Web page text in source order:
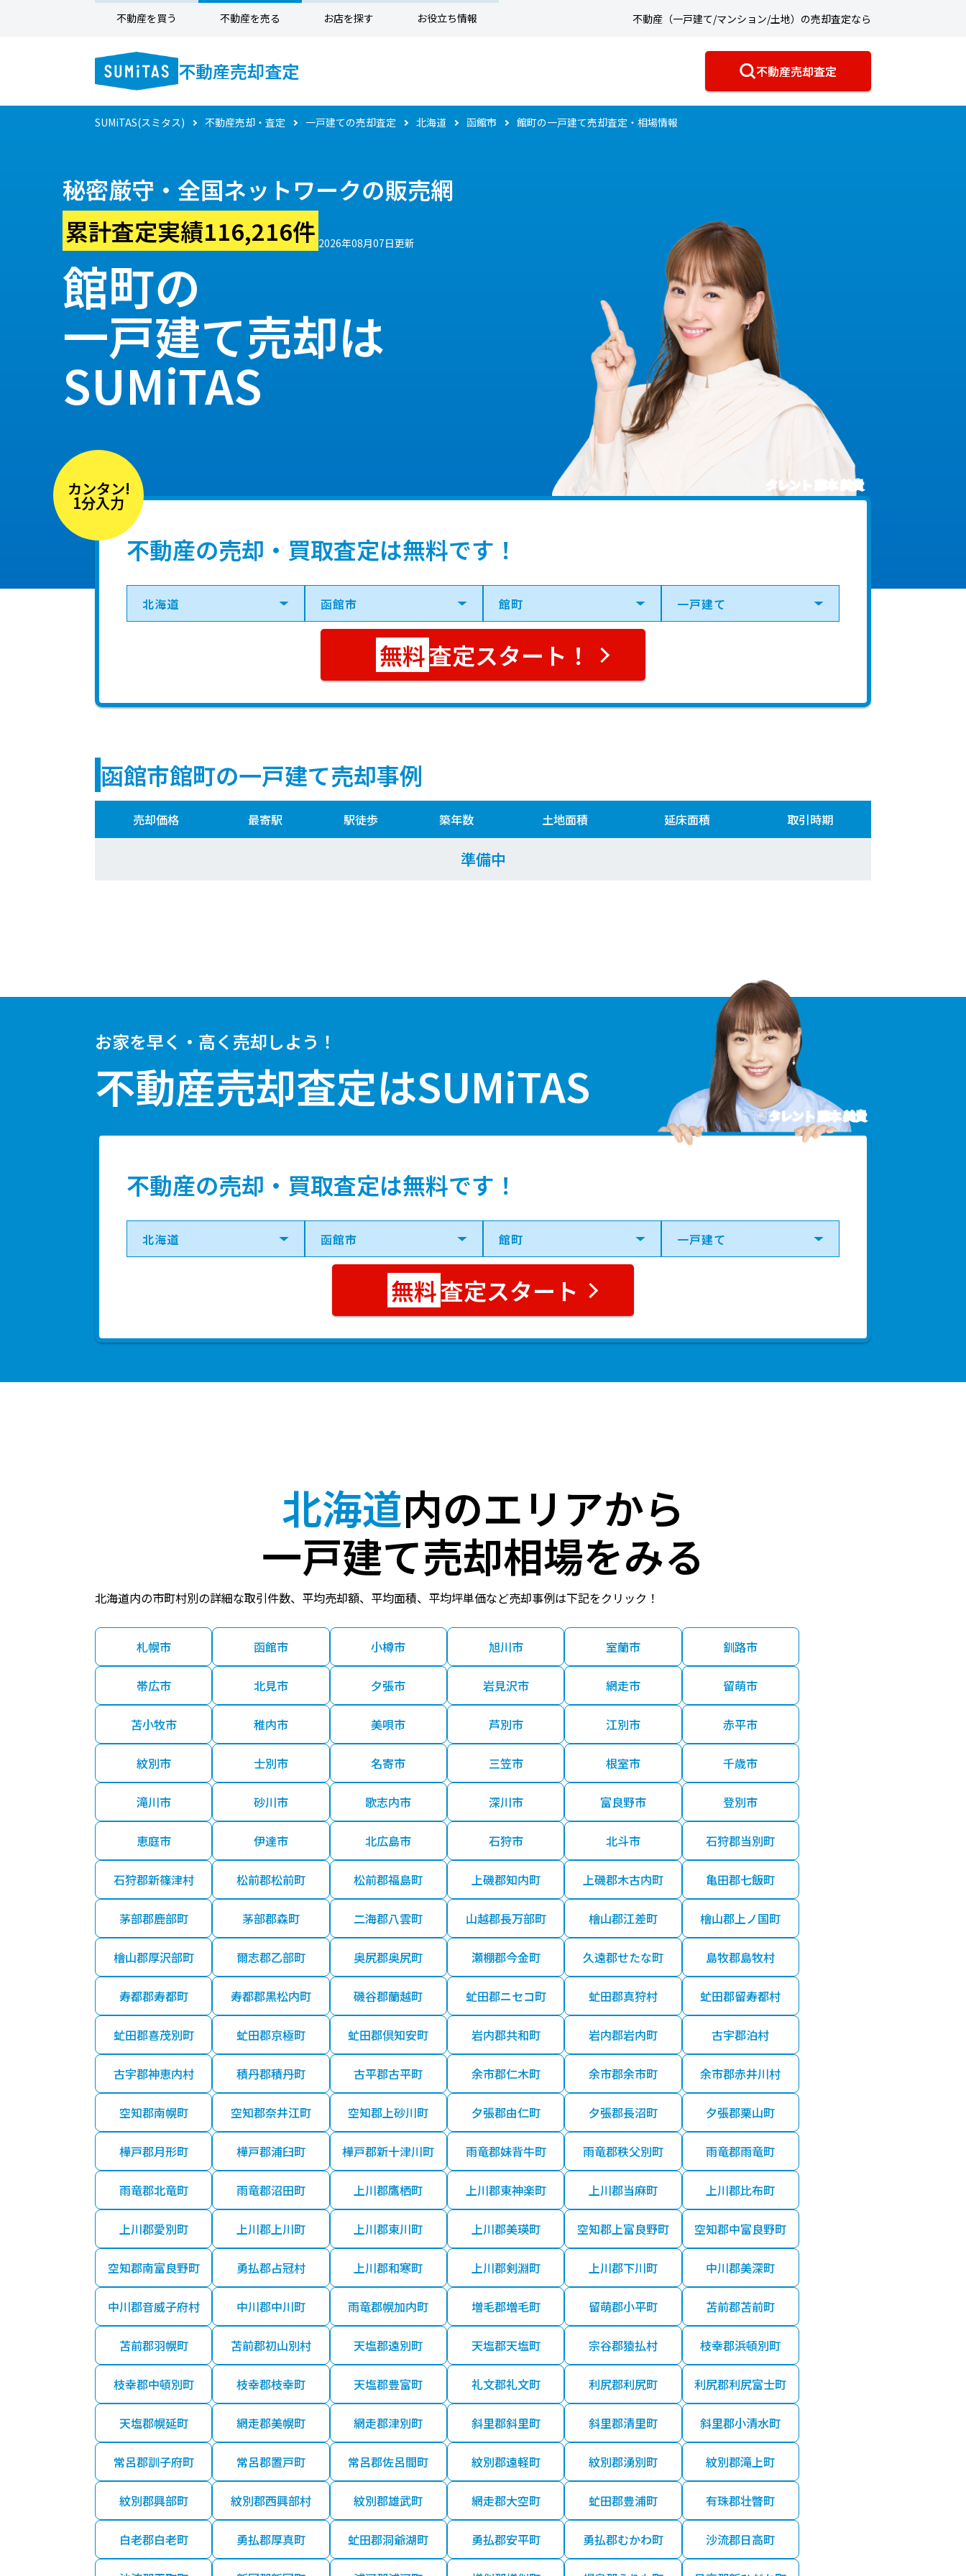
不動産を買う 不動産を売る お店を探す お役立ち情報 不動産（一戸建て/マンション/土地）の売却査定なら
不動産売却査定 不動産売却査定
SUMiTAS(スミタス) 不動産売却・査定 一戸建ての売却査定 北海道 函館市 館町の一戸建て売却査定・相場情報
秘密厳守・全国ネットワークの販売網
累計査定実績116,216件 2026年08月07日更新
館町の
一戸建て売却は
SUMiTAS
タレント 藤本 美貴
カンタン!
1分入力
不動産の売却・買取査定は無料です！
査定スタート！
函館市館町の一戸建て売却事例
売却価格 最寄駅 駅徒歩 築年数 土地面積 延床面積 取引時期
準備中
お家を早く・高く売却しよう！
不動産売却査定はSUMiTAS
不動産の売却・買取査定は無料です！
タレント 藤本 美貴
査定スタート
北海道内のエリアから
一戸建て売却相場をみる
北海道内の市町村別の詳細な取引件数、平均売却額、平均面積、平均坪単価など売却事例は下記をクリック！
札幌市 函館市 小樽市 旭川市 室蘭市 釧路市
帯広市 北見市 夕張市 岩見沢市 網走市 留萌市
苫小牧市 稚内市 美唄市 芦別市 江別市 赤平市
紋別市 士別市 名寄市 三笠市 根室市 千歳市
滝川市 砂川市 歌志内市 深川市 富良野市 登別市
恵庭市 伊達市 北広島市 石狩市 北斗市 石狩郡当別町
石狩郡新篠津村 松前郡松前町 松前郡福島町 上磯郡知内町 上磯郡木古内町 亀田郡七飯町
茅部郡鹿部町 茅部郡森町 二海郡八雲町 山越郡長万部町 檜山郡江差町 檜山郡上ノ国町
檜山郡厚沢部町 爾志郡乙部町 奥尻郡奥尻町 瀬棚郡今金町 久遠郡せたな町 島牧郡島牧村
寿都郡寿都町 寿都郡黒松内町 磯谷郡蘭越町 虻田郡ニセコ町 虻田郡真狩村 虻田郡留寿都村
虻田郡喜茂別町 虻田郡京極町 虻田郡倶知安町 岩内郡共和町 岩内郡岩内町 古宇郡泊村
古宇郡神恵内村 積丹郡積丹町 古平郡古平町 余市郡仁木町 余市郡余市町 余市郡赤井川村
空知郡南幌町 空知郡奈井江町 空知郡上砂川町 夕張郡由仁町 夕張郡長沼町 夕張郡栗山町
樺戸郡月形町 樺戸郡浦臼町 樺戸郡新十津川町 雨竜郡妹背牛町 雨竜郡秩父別町 雨竜郡雨竜町
雨竜郡北竜町 雨竜郡沼田町 上川郡鷹栖町 上川郡東神楽町 上川郡当麻町 上川郡比布町
上川郡愛別町 上川郡上川町 上川郡東川町 上川郡美瑛町 空知郡上富良野町 空知郡中富良野町
空知郡南富良野町 勇払郡占冠村 上川郡和寒町 上川郡剣淵町 上川郡下川町 中川郡美深町
中川郡音威子府村 中川郡中川町 雨竜郡幌加内町 増毛郡増毛町 留萌郡小平町 苫前郡苫前町
苫前郡羽幌町 苫前郡初山別村 天塩郡遠別町 天塩郡天塩町 宗谷郡猿払村 枝幸郡浜頓別町
枝幸郡中頓別町 枝幸郡枝幸町 天塩郡豊富町 礼文郡礼文町 利尻郡利尻町 利尻郡利尻富士町
天塩郡幌延町 網走郡美幌町 網走郡津別町 斜里郡斜里町 斜里郡清里町 斜里郡小清水町
常呂郡訓子府町 常呂郡置戸町 常呂郡佐呂間町 紋別郡遠軽町 紋別郡湧別町 紋別郡滝上町
紋別郡興部町 紋別郡西興部村 紋別郡雄武町 網走郡大空町 虻田郡豊浦町 有珠郡壮瞥町
白老郡白老町 勇払郡厚真町 虻田郡洞爺湖町 勇払郡安平町 勇払郡むかわ町 沙流郡日高町